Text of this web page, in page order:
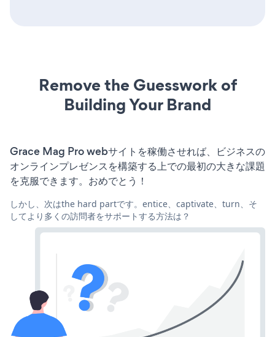
Remove the Guesswork of
Building Your Brand
Grace Mag Pro webサイトを稼働させれば、ビジネスの
オンラインプレゼンスを構築する上での最初の大きな課題
を克服できます。おめでとう！
しかし、次はthe hard partです。entice、captivate、turn、そ
してより多くの訪問者をサポートする方法は？